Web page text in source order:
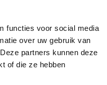
functies voor social media
over uw gebruik van
partners kunnen deze
of die ze hebben